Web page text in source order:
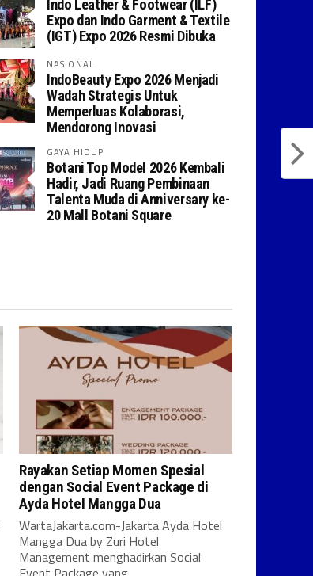
Indo Leather & Footwear (ILF)
Expo dan Indo Garment & Textile
(IGT) Expo 2026 Resmi Dibuka
NASIONAL
IndoBeauty Expo 2026 Menjadi
Wadah Strategis Untuk
Memperluas Kolaborasi,
Mendorong Inovasi
GAYA HIDUP
Botani Top Model 2026 Kembali
Hadir, Jadi Ruang Pembinaan
Talenta Muda di Anniversary ke-
20 Mall Botani Square
Rayakan Setiap Momen Spesial
dengan Social Event Package di
Ayda Hotel Mangga Dua
WartaJakarta.com-Jakarta Ayda Hotel
Mangga Dua by Zuri Hotel
Management menghadirkan Social